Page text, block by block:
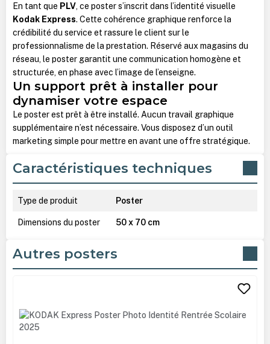
En tant que PLV, ce poster s’inscrit dans l’identité visuelle
Kodak Express. Cette cohérence graphique renforce la
crédibilité du service et rassure le client sur le
professionnalisme de la prestation. Réservé aux magasins du
réseau, le poster garantit une communication homogène et
structurée, en phase avec l’image de l’enseigne.
Un support prêt à installer pour
dynamiser votre espace
Le poster est prêt à être installé. Aucun travail graphique
supplémentaire n’est nécessaire. Vous disposez d’un outil
marketing simple pour mettre en avant une offre stratégique.
Caractéristiques techniques
Type de produit Poster
Dimensions du poster 50 x 70 cm
Autres posters